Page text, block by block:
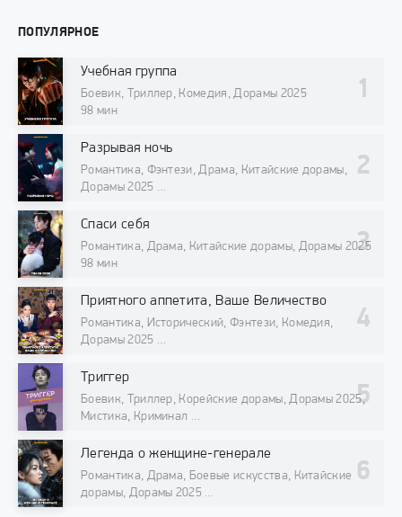
ПОПУЛЯРНОЕ
Учебная группа
Боевик, Триллер, Комедия, Дорамы 2025
98 мин
Разрывая ночь
Романтика, Фэнтези, Драма, Китайские дорамы,
Дорамы 2025
Спаси себя
Романтика, Драма, Китайские дорамы, Дорамы 2025
98 мин
Приятного аппетита, Ваше Величество
Романтика, Исторический, Фэнтези, Комедия,
Дорамы 2025
Триггер
Боевик, Триллер, Корейские дорамы, Дорамы 2025,
Мистика, Криминал
Легенда о женщине-генерале
Романтика, Драма, Боевые искусства, Китайские
дорамы, Дорамы 2025